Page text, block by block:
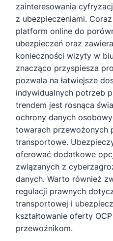
zainteresowania
z ubezpieczeniami.
platform online do
ubezpieczeń oraz
konieczności wizyty w
znacząco przyspiesza
pozwala na łatwiejsze
indywidualnych potrzeb
trendem jest rosnąca
ochrony danych
towarach przewożonych
transportowe.
oferować dodatkowe
związanych z
danych. Warto również
regulacji prawnych
transportowej i
kształtowanie oferty
przewoźnikom.